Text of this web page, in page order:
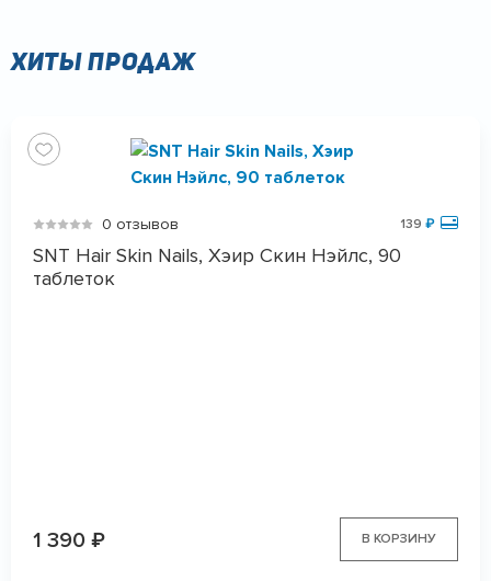
Хиты продаж
0 отзывов 139 ₽
SNT Hair Skin Nails, Хэир Скин Нэйлс, 90
таблеток
1 390 ₽ В КОРЗИНУ